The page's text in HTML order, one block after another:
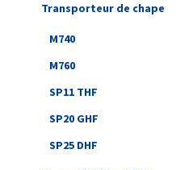
Transporteur de chape
M740
M760
SP11 THF
SP20 GHF
SP25 DHF